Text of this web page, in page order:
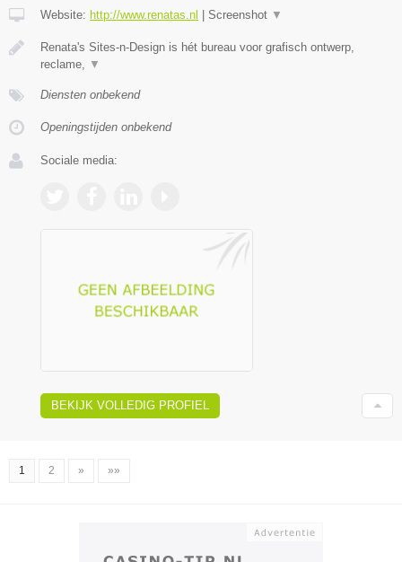
Website: http://www.renatas.nl Screenshot ▼
Renata's Sites-n-Design is hét bureau voor grafisch ontwerp,
reclame, ▼
Diensten onbekend
Openingstijden onbekend
Sociale media:
BEKIJK VOLLEDIG PROFIEL
1 2 » »»